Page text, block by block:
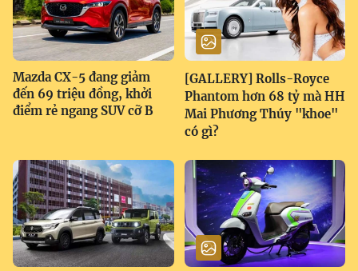
Mazda CX-5 đang giảm
đến 69 triệu đồng, khởi
điểm rẻ ngang SUV cỡ B
[GALLERY] Rolls-Royce
Phantom hơn 68 tỷ mà HH
Mai Phương Thúy "khoe"
có gì?